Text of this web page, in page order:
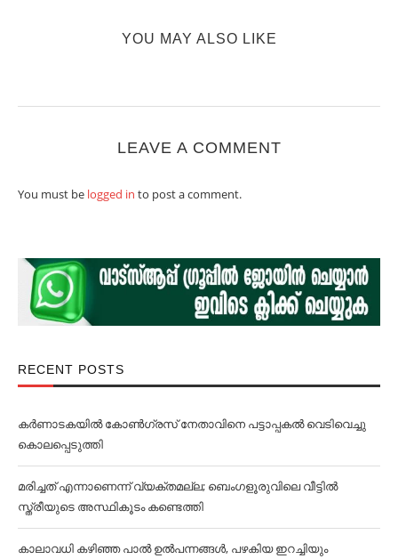
YOU MAY ALSO LIKE
LEAVE A COMMENT
You must be logged in to post a comment.
RECENT POSTS
കര്‍ണാടകയില്‍ കോണ്‍ഗ്രസ് നേതാവിനെ പട്ടാപ്പകല്‍ വെടിവെച്ചു
കൊലപ്പെടുത്തി
മരിച്ചത് എന്നാണെന്ന് വ്യക്തമല്ല; ബെംഗളൂരുവിലെ വീട്ടില്‍
സ്ത്രീയുടെ അസ്ഥികൂടം കണ്ടെത്തി
കാലാവധി കഴിഞ്ഞ പാല്‍ ഉല്‍പന്നങ്ങള്‍, പഴകിയ ഇറച്ചിയും